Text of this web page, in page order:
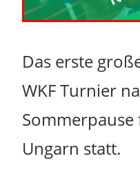
Das erste
WKF Turnier
Ungarn statt.